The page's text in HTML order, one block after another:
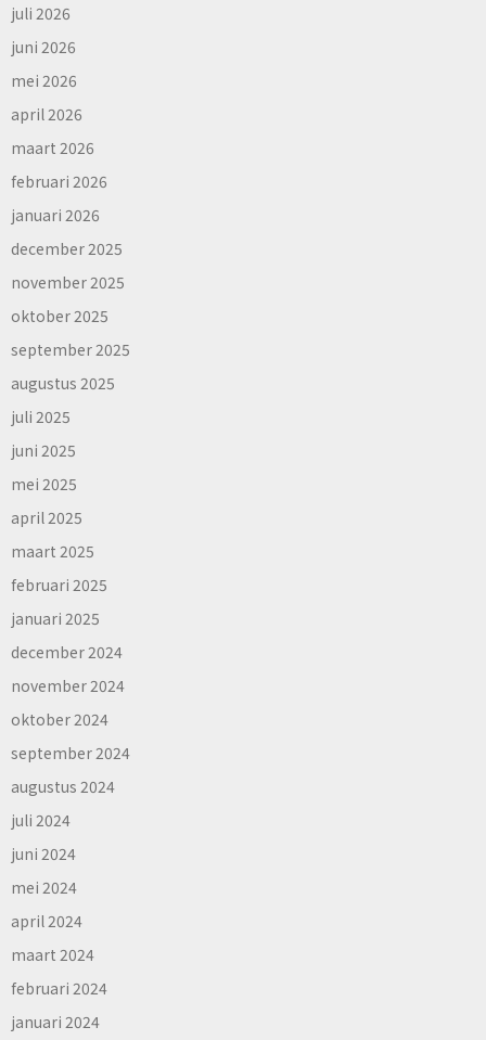
juli 2026
juni 2026
mei 2026
april 2026
maart 2026
februari 2026
januari 2026
december 2025
november 2025
oktober 2025
september 2025
augustus 2025
juli 2025
juni 2025
mei 2025
april 2025
maart 2025
februari 2025
januari 2025
december 2024
november 2024
oktober 2024
september 2024
augustus 2024
juli 2024
juni 2024
mei 2024
april 2024
maart 2024
februari 2024
januari 2024